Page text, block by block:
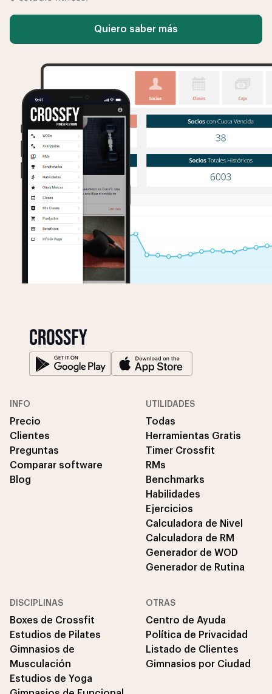
Quiero saber más
INFO
Precio
Clientes
Preguntas
Comparar software
Blog
UTILIDADES
Todas
Herramientas Gratis
Timer Crossfit
RMs
Benchmarks
Habilidades
Ejercicios
Calculadora de Nivel
Calculadora de RM
Generador de WOD
Generador de Rutina
DISCIPLINAS
Boxes de Crossfit
Estudios de Pilates
Gimnasios de
Musculación
Estudios de Yoga
OTRAS
Centro de Ayuda
Política de Privacidad
Listado de Clientes
Gimnasios por Ciudad